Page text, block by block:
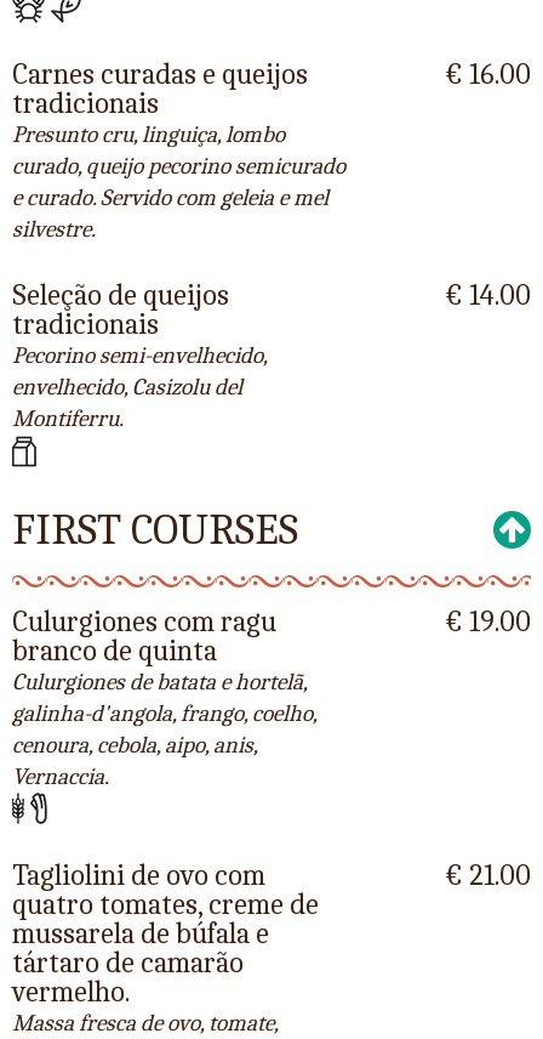
Carnes curadas e queijos
tradicionais
Presunto cru, linguiça, lombo
curado, queijo pecorino semicurado
e curado. Servido com geleia e mel
silvestre.
€ 16.00
Seleção de queijos
tradicionais
Pecorino semi-envelhecido,
envelhecido, Casizolu del
Montiferru.
€ 14.00
FIRST COURSES
Culurgiones com ragu
branco de quinta
Culurgiones de batata e hortelã,
galinha-d'angola, frango, coelho,
cenoura, cebola, aipo, anis,
Vernaccia.
€ 19.00
Tagliolini de ovo com
quatro tomates, creme de
mussarela de búfala e
tártaro de camarão
vermelho.
Massa fresca de ovo, tomate,
€ 21.00